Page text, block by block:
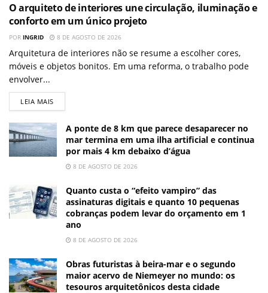
O arquiteto de interiores une circulação, iluminação e
conforto em um único projeto
POR INGRID 8 DE AGOSTO DE 2026
Arquitetura de interiores não se resume a escolher cores,
móveis e objetos bonitos. Em uma reforma, o trabalho pode
envolver...
LEIA MAIS
A ponte de 8 km que parece desaparecer no
mar termina em uma ilha artificial e continua
por mais 4 km debaixo d’água
8 DE AGOSTO DE 2026
Quanto custa o “efeito vampiro” das
assinaturas digitais e quanto 10 pequenas
cobranças podem levar do orçamento em 1
ano
8 DE AGOSTO DE 2026
Obras futuristas à beira-mar e o segundo
maior acervo de Niemeyer no mundo: os
tesouros arquitetônicos desta cidade